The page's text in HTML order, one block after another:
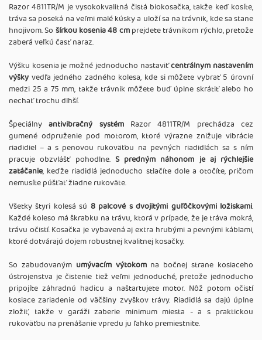
Razor 4811TR/M je vysokokvalitná čistá biokosačka, takže keď kosíte,
tráva sa poseká na veľmi malé kúsky a uloží sa na trávnik, kde sa stane
hnojivom. So šírkou kosenia 48 cmprejdete trávnikom rýchlo, pretože
zaberá veľkú časť naraz.
Výšku kosenia je možné jednoducho nastaviťcentrálnym nastavením
výšky vedľa jedného zadného kolesa, kde si môžete vybrať 5 úrovní
medzi 25 a 75 mm, takže trávnik môžete buď úplne skrátiť alebo ho
nechať trochu dlhší.
Špeciálnyantivibračný systémRazor 4811TR/M prechádza cez
gumené odpruženie pod motorom, ktoré výrazne znižuje vibrácie
riadidiel – a s penovou rukoväťou na pevných riadidlách sa s ním
pracuje obzvlášť pohodlne. S predným náhonom je aj rýchlejšie
zatáčanie, keďže riadidlá jednoducho stlačíte dole a otočíte, pričom
nemusíte púšťať žiadne rukoväte.
Všetky štyri kolesá sú 8 palcové s dvojitými guľôčkovými ložiskami.
Každé koleso má škrabku na trávu, ktorá v prípade, že je tráva mokrá,
trávu očistí. Kosačka je vybavená aj extra hrubými a pevnými káblami,
ktoré dotvárajú dojem robustnej kvalitnej kosačky.
So zabudovaným umývacím výtokomna bočnej strane kosiaceho
ústrojenstva je čistenie tiež veľmi jednoduché, pretože jednoducho
pripojíte záhradnú hadicu a naštartujete motor. Nôž potom očistí
kosiace zariadenie od väčšiny zvyškov trávy. Riadidlá sa dajú úplne
zložiť, takže v garáži zaberie minimum miesta - a s praktickou
rukoväťou na prenášanie vpredu ju ľahko premiestnite.